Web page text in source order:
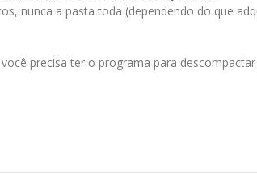
nunca a pasta toda (dependendo do que
precisa ter o programa para